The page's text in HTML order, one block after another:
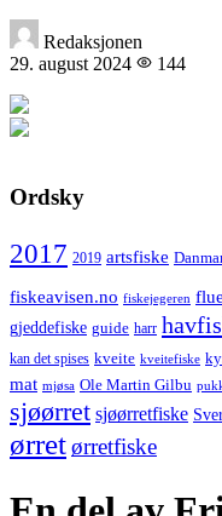
Redaksjonen
29. august 2024
144
Ordsky
2017 2019 artsfiske
fiskeavisen.no fiskejegeren flue
gjeddefiske guide harr
kan det spises kveite kveitefiske
mat mjøsa Ole Martin Gilbu
sjøørret sjøørretfiske
ørretørretfiske